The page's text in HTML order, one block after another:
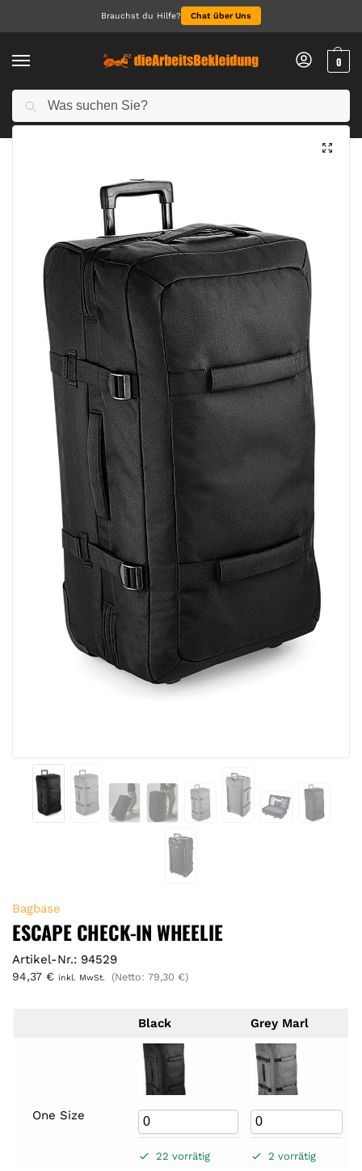
Brauchst du Hilfe? Chat über Uns
0
Start Accessoires / Taschen & Accessoires
Bagbase
ESCAPE CHECK-IN WHEELIE
Artikel-Nr.: 94529
94,37 € inkl. MwSt. (Netto: 79,30 €)
Black Grey Marl
One Size
22 vorrätig 2 vorrätig